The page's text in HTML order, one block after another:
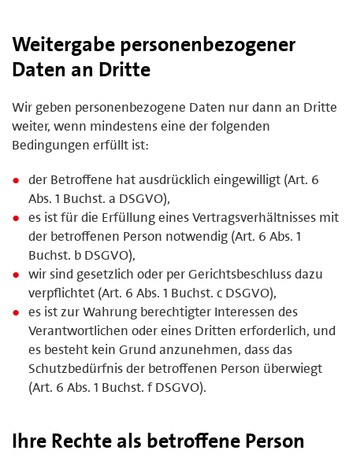
Weitergabe personenbezogener
Daten an Dritte
Wir geben personenbezogene Daten nur dann an Dritte
weiter, wenn mindestens eine der folgenden
Bedingungen erfüllt ist:
der Betroffene hat ausdrücklich eingewilligt (Art. 6
Abs. 1 Buchst. a DSGVO),
es ist für die Erfüllung eines Vertragsverhältnisses mit
der betroffenen Person notwendig (Art. 6 Abs. 1
Buchst. b DSGVO),
wir sind gesetzlich oder per Gerichtsbeschluss dazu
verpflichtet (Art. 6 Abs. 1 Buchst. c DSGVO),
es ist zur Wahrung berechtigter Interessen des
Verantwortlichen oder eines Dritten erforderlich, und
es besteht kein Grund anzunehmen, dass das
Schutzbedürfnis der betroffenen Person überwiegt
(Art. 6 Abs. 1 Buchst. f DSGVO).
Ihre Rechte als betroffene Person